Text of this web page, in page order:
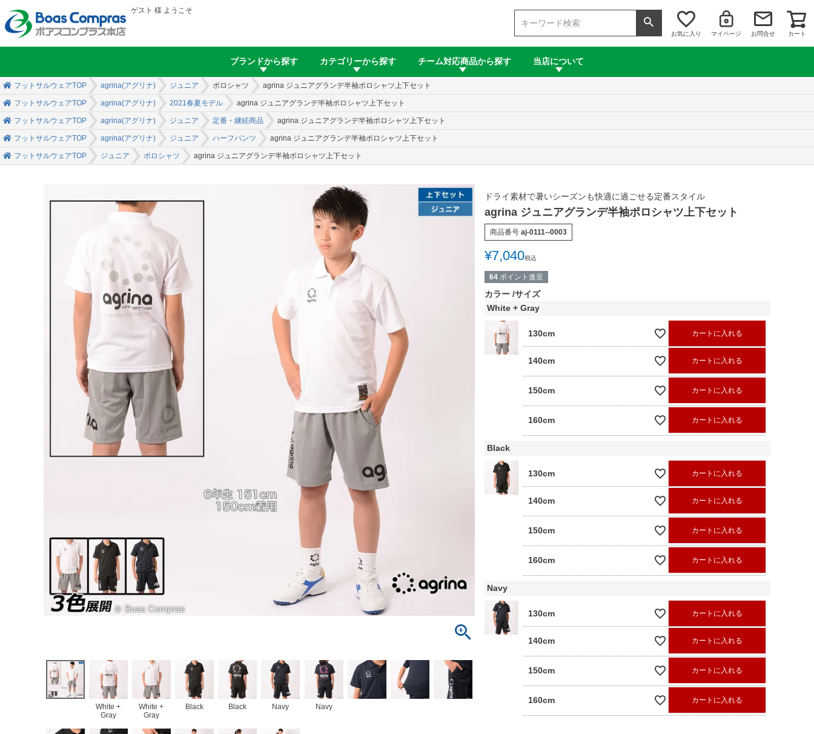
ゲスト 様 ようこそ
お気に入り マイページ お問合せ カート
ブランドから探す カテゴリーから探す チーム対応商品から探す 当店について
フットサルウェアTOP agrina(アグリナ) ジュニア ポロシャツ agrina ジュニアグランデ半袖ポロシャツ上下セット
フットサルウェアTOP agrina(アグリナ) 2021春夏モデル agrina ジュニアグランデ半袖ポロシャツ上下セット
フットサルウェアTOP agrina(アグリナ) ジュニア 定番・継続商品 agrina ジュニアグランデ半袖ポロシャツ上下セット
フットサルウェアTOP agrina(アグリナ) ジュニア ハーフパンツ agrina ジュニアグランデ半袖ポロシャツ上下セット
フットサルウェアTOP ジュニア ポロシャツ agrina ジュニアグランデ半袖ポロシャツ上下セット
White +
Gray
White +
Gray
Black Black Navy Navy
ドライ素材で暑いシーズンも快適に過ごせる定番スタイル
agrina ジュニアグランデ半袖ポロシャツ上下セット
商品番号 aj-0111--0003
¥7,040税込
64 ポイント進呈
カラー サイズ
White + Gray
130cm カートに入れる
140cm カートに入れる
150cm カートに入れる
160cm カートに入れる
Black
130cm カートに入れる
140cm カートに入れる
150cm カートに入れる
160cm カートに入れる
Navy
130cm カートに入れる
140cm カートに入れる
150cm カートに入れる
160cm カートに入れる